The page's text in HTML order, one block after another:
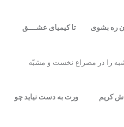
ره بشوی تا کیمیای عشــــق
را در مصراع نخست و مشبّه
کریم ورت به دست نیاید چو